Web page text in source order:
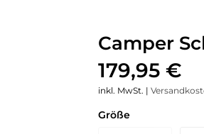
Camper
179,95 €
inkl. MwSt. |
Größe